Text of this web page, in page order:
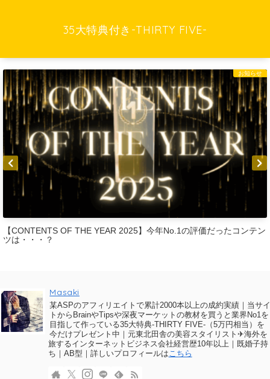
35大特典付き-THIRTY FIVE-
お知らせ
【CONTENTS OF THE YEAR 2025】今年No.1の評価だったコンテン
ツは・・・？
Masaki
某ASPのアフィリエイトで累計2000本以上の成約実績｜当サ
トからBrainやTipsや深夜マーケットの教材を買うと業界No1を
目指して作っている35大特典-THIRTY FIVE-（5万円相当）を
今だけプレゼント中｜元東北田舎の美容スタイリスト✈海外を
旅するインターネットビジネス会社経営歴10年以上｜既婚子持
ち｜AB型｜詳しいプロフィールはこちら